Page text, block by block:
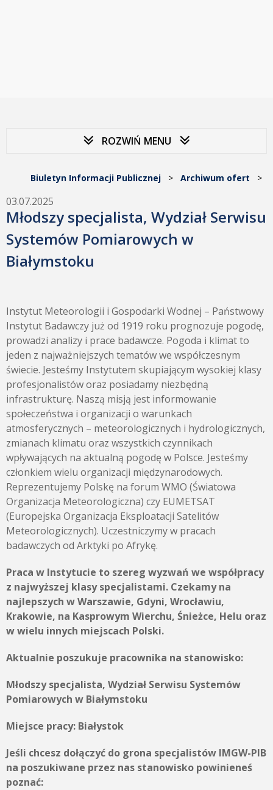
ROZWIŃ MENU
Biuletyn Informacji Publicznej > Archiwum ofert >
03.07.2025
Młodszy specjalista, Wydział Serwisu
Systemów Pomiarowych w
Białymstoku
Instytut Meteorologii i Gospodarki Wodnej – Państwowy
Instytut Badawczy już od 1919 roku prognozuje pogodę,
prowadzi analizy i prace badawcze. Pogoda i klimat to
jeden z najważniejszych tematów we współczesnym
świecie. Jesteśmy Instytutem skupiającym wysokiej klasy
profesjonalistów oraz posiadamy niezbędną
infrastrukturę. Naszą misją jest informowanie
społeczeństwa i organizacji o warunkach
atmosferycznych – meteorologicznych i hydrologicznych,
zmianach klimatu oraz wszystkich czynnikach
wpływających na aktualną pogodę w Polsce. Jesteśmy
członkiem wielu organizacji międzynarodowych.
Reprezentujemy Polskę na forum WMO (Światowa
Organizacja Meteorologiczna) czy EUMETSAT
(Europejska Organizacja Eksploatacji Satelitów
Meteorologicznych). Uczestniczymy w pracach
badawczych od Arktyki po Afrykę.
Praca w Instytucie to szereg wyzwań we współpracy
z najwyższej klasy specjalistami. Czekamy na
najlepszych w Warszawie, Gdyni, Wrocławiu,
Krakowie, na Kasprowym Wierchu, Śnieżce, Helu oraz
w wielu innych miejscach Polski.
Aktualnie poszukuje pracownika na stanowisko:
Młodszy specjalista, Wydział Serwisu Systemów
Pomiarowych w Białymstoku
Miejsce pracy: Białystok
Jeśli chcesz dołączyć do grona specjalistów IMGW-PIB
na poszukiwane przez nas stanowisko powinieneś
poznać: